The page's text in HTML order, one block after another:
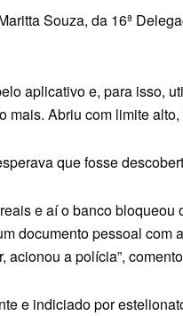
Souza, da 16ª
aplicativo e, para isso,
mais. Abriu com limite
que fosse
e aí o banco
documento pessoal com
acionou a polícia”,
e indiciado por